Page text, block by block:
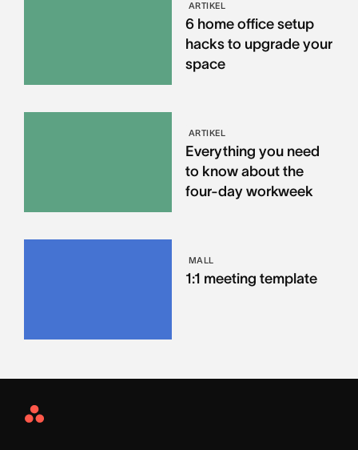
ARTIKEL
6 home office setup
hacks to upgrade your
space
ARTIKEL
Everything you need
to know about the
four-day workweek
MALL
1:1 meeting template
Asana